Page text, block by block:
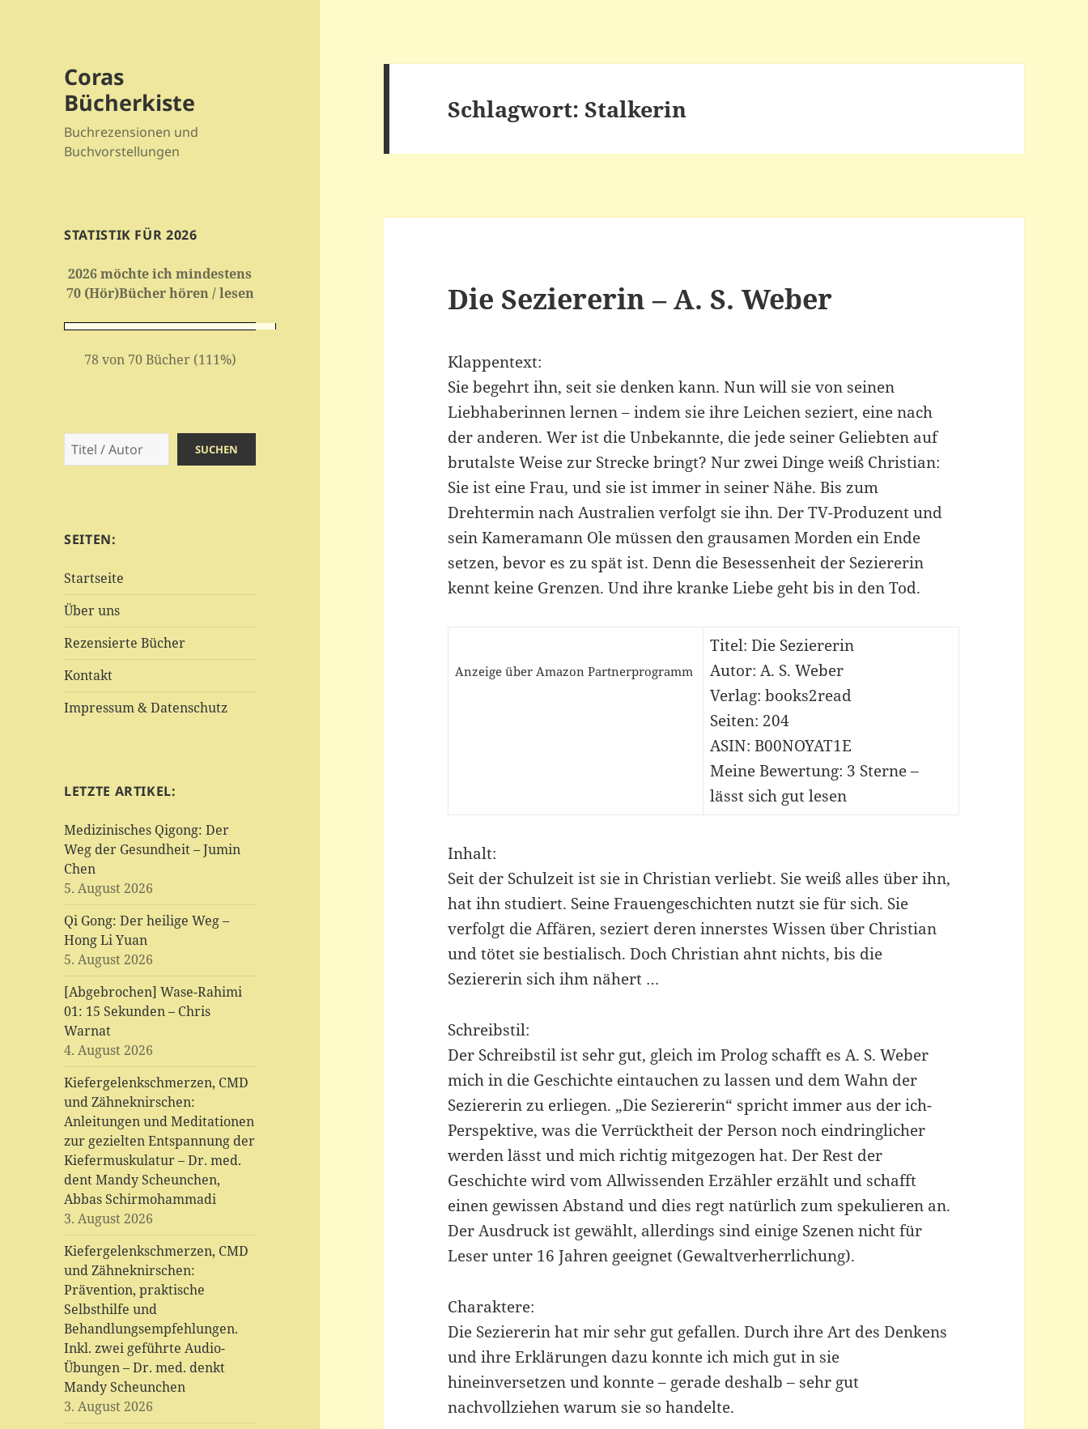
Coras
Bücherkiste
Buchrezensionen und
Buchvorstellungen
STATISTIK FÜR 2026
2026 möchte ich mindestens
70 (Hör)Bücher hören / lesen
78 von 70 Bücher (111%)
Suchen SUCHEN
SEITEN:
Startseite
Über uns
Rezensierte Bücher
Kontakt
Impressum & Datenschutz
LETZTE ARTIKEL:
Medizinisches Qigong: Der
Weg der Gesundheit – Jumin
Chen
5. August 2026
Qi Gong: Der heilige Weg –
Hong Li Yuan
5. August 2026
[Abgebrochen] Wase-Rahimi
01: 15 Sekunden – Chris
Warnat
4. August 2026
Kiefergelenkschmerzen, CMD
und Zähneknirschen:
Anleitungen und Meditationen
zur gezielten Entspannung der
Kiefermuskulatur – Dr. med.
dent Mandy Scheunchen,
Abbas Schirmohammadi
3. August 2026
Kiefergelenkschmerzen, CMD
und Zähneknirschen:
Prävention, praktische
Selbsthilfe und
Behandlungsempfehlungen.
Inkl. zwei geführte Audio-
Übungen – Dr. med. denkt
Mandy Scheunchen
3. August 2026
Schlagwort:Stalkerin
Die Seziererin – A. S. Weber
Klappentext:
Sie begehrt ihn, seit sie denken kann. Nun will sie von seinen
Liebhaberinnen lernen – indem sie ihre Leichen seziert, eine nach
der anderen. Wer ist die Unbekannte, die jede seiner Geliebten auf
brutalste Weise zur Strecke bringt? Nur zwei Dinge weiß Christian:
Sie ist eine Frau, und sie ist immer in seiner Nähe. Bis zum
Drehtermin nach Australien verfolgt sie ihn. Der TV-Produzent und
sein Kameramann Ole müssen den grausamen Morden ein Ende
setzen, bevor es zu spät ist. Denn die Besessenheit der Seziererin
kennt keine Grenzen. Und ihre kranke Liebe geht bis in den Tod.
Anzeige über Amazon Partnerprogramm
Titel: Die Seziererin
Autor: A. S. Weber
Verlag: books2read
Seiten: 204
ASIN: B00NOYAT1E
Meine Bewertung: 3 Sterne –
lässt sich gut lesen
Inhalt:
Seit der Schulzeit ist sie in Christian verliebt. Sie weiß alles über ihn,
hat ihn studiert. Seine Frauengeschichten nutzt sie für sich. Sie
verfolgt die Affären, seziert deren innerstes Wissen über Christian
und tötet sie bestialisch. Doch Christian ahnt nichts, bis die
Seziererin sich ihm nähert …
Schreibstil:
Der Schreibstil ist sehr gut, gleich im Prolog schafft es A. S. Weber
mich in die Geschichte eintauchen zu lassen und dem Wahn der
Seziererin zu erliegen. „Die Seziererin“ spricht immer aus der ich-
Perspektive, was die Verrücktheit der Person noch eindringlicher
werden lässt und mich richtig mitgezogen hat. Der Rest der
Geschichte wird vom Allwissenden Erzähler erzählt und schafft
einen gewissen Abstand und dies regt natürlich zum spekulieren an.
Der Ausdruck ist gewählt, allerdings sind einige Szenen nicht für
Leser unter 16 Jahren geeignet (Gewaltverherrlichung).
Charaktere:
Die Seziererin hat mir sehr gut gefallen. Durch ihre Art des Denkens
und ihre Erklärungen dazu konnte ich mich gut in sie
hineinversetzen und konnte – gerade deshalb – sehr gut
nachvollziehen warum sie so handelte.